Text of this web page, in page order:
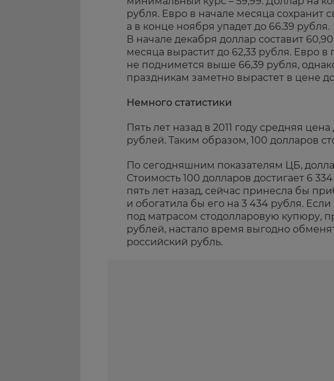
рубля. Евро в начале месяца сохранит
а в конце ноября упадет до 66.39 рубля.
В начале декабря доллар составит
месяца вырастит до 62,33 рубля. Евро
не поднимется выше 66,39 рубля,
праздникам заметно вырастет в цене
Немного статистики
Пять лет назад в 2011 году средняя
рублей. Таким образом, 100 долларов
По сегодняшним показателям ЦБ,
Стоимость 100 долларов достигает 6
пять лет назад, сейчас принесла бы
и обогатила бы его на 3 434 рубля.
под матрасом стодолларовую купюру,
рублей, настало время выгодно
российский рубль.